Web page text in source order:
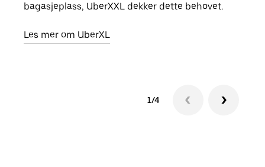
bagasjeplass, UberXXL dekker dette behovet.
Les mer om UberXL
1/4